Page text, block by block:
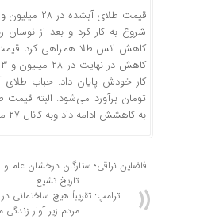
شروع به کار کرد و بعد از نوسان
کاهش انس طلا همراهی کرد.
تومان برآورد می‌شود. البته
به کاهشش ادامه داد وبه کانال ۲۷ میلیون افتاد.
فاضلین نراقی؛ ستارگان درخشان علم و
تاریخ تشیع
ترامپ: تقریباً هیچ ساختمانی
مردم زیر آوار زندگی